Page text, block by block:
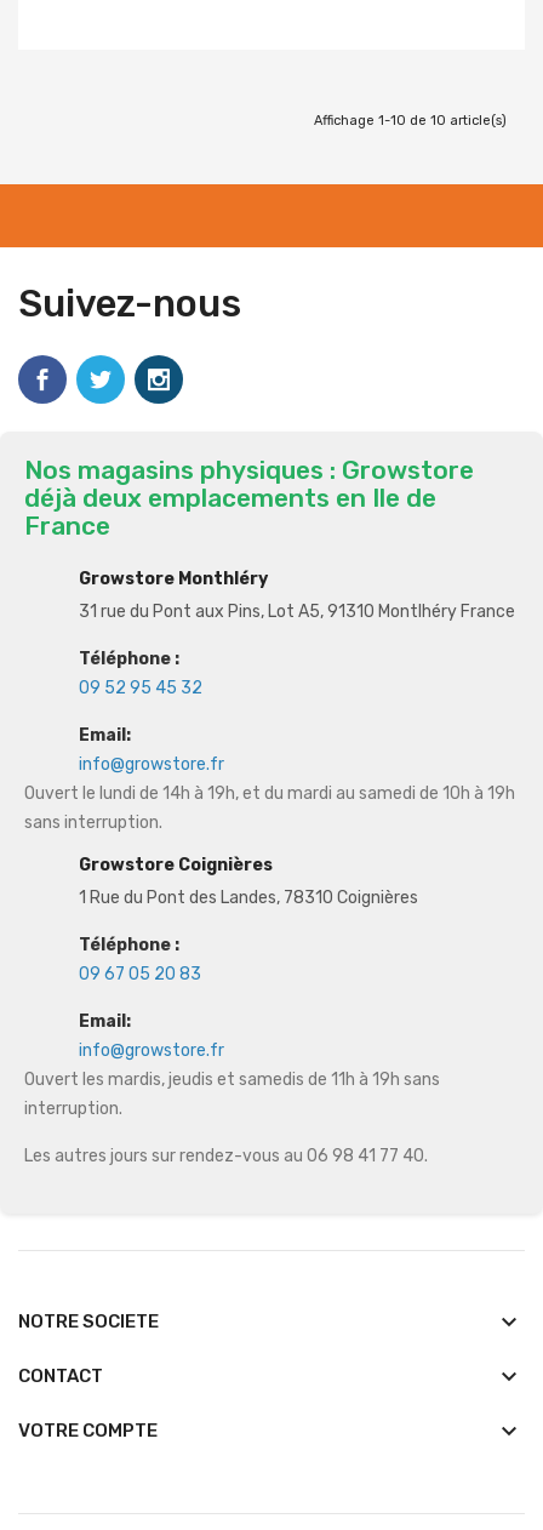
Affichage 1-10 de 10 article(s)
Suivez-nous
Nos magasins physiques : Growstore
déjà deux emplacements en Ile de
France
Growstore Monthléry
31 rue du Pont aux Pins, Lot A5, 91310 Montlhéry France
Téléphone :
09 52 95 45 32
Email:
info@growstore.fr
Ouvert le lundi de 14h à 19h, et du mardi au samedi de 10h à 19h
sans interruption.
Growstore Coignières
1 Rue du Pont des Landes, 78310 Coignières
Téléphone :
09 67 05 20 83
Email:
info@growstore.fr
Ouvert les mardis, jeudis et samedis de 11h à 19h sans
interruption.
Les autres jours sur rendez-vous au 06 98 41 77 40.
NOTRE SOCIETE keyboard_arrow_down
CONTACT keyboard_arrow_down
VOTRE COMPTE 